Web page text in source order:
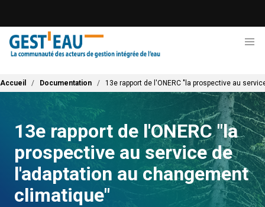
contenu
principal
Fil d'Ariane
Accueil Documentation 13e rapport de l'ONERC "la prospective au
13e rapport de l'ONERC "la
prospective au service de
l'adaptation au changement
climatique"